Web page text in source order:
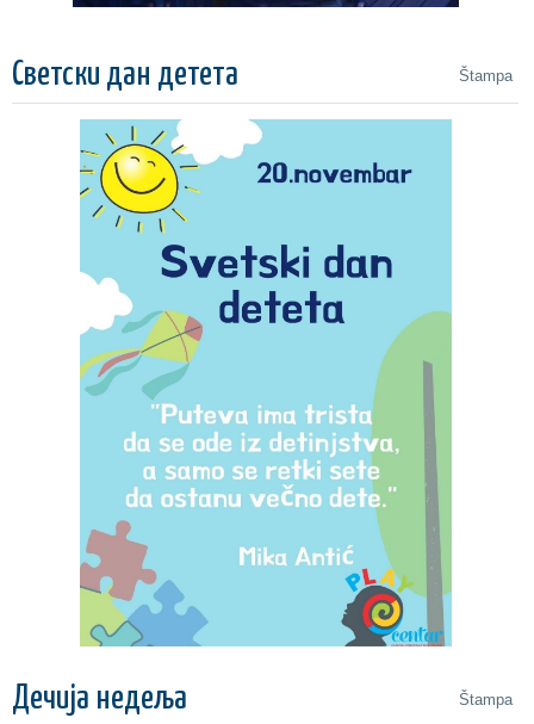
Светски дан детета Štampa
Дечија недеља Štampa